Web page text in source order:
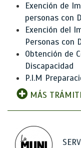
Exención de
personas con
Exención del
Personas con
Obtención de
Discapacidad
P.I.M
MÁS